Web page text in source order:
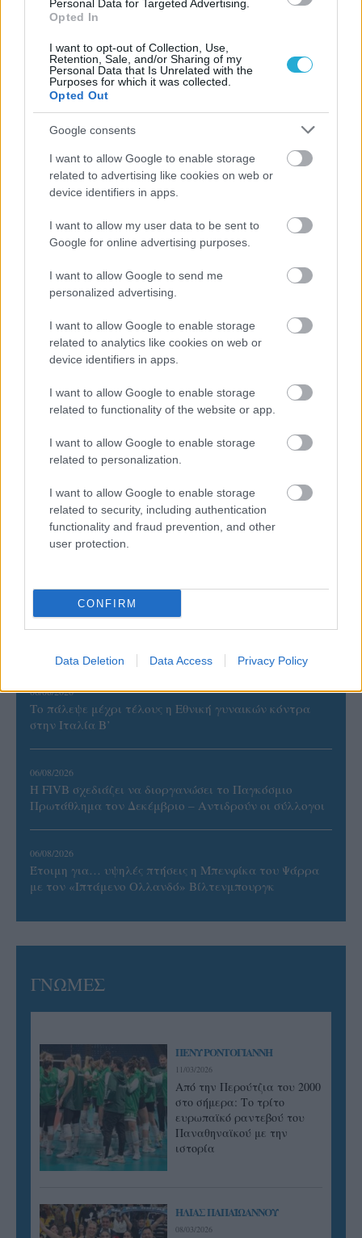
Personal Data for Targeted Advertising.
Opted In
I want to opt-out of Collection, Use,
Retention, Sale, and/or Sharing of my
Personal Data that Is Unrelated with the
Purposes for which it was collected.
Opted Out
Google consents
I want to allow Google to enable storage
related to advertising like cookies on web or
device identifiers in apps.
I want to allow my user data to be sent to
Google for online advertising purposes.
I want to allow Google to send me
personalized advertising.
I want to allow Google to enable storage
related to analytics like cookies on web or
device identifiers in apps.
I want to allow Google to enable storage
related to functionality of the website or app.
I want to allow Google to enable storage
related to personalization.
I want to allow Google to enable storage
related to security, including authentication
functionality and fraud prevention, and other
user protection.
CONFIRM
Data Deletion Data Access Privacy Policy
ΡΟΗ ΕΙΔΗΣΕΩΝ
09/08/2026
Φοίνικας Σύρου: Ο Δεναξάς άμεσος συνεργάτης του
08/08/2026
Δείπνο της ΕΟΠΕ προς τιμήν του Ισίδωρου Κούβελου
«Αντίο» με ήττα για τις διεθνείς μας στο τουρνουά του
06/08/2026
Το πάλεψε μέχρι τέλους η Εθνική γυναικών κόντρα
στην Ιταλία Β’
06/08/2026
Η FIVB σχεδιάζει να διοργανώσει το Παγκόσμιο
Πρωτάθλημα τον Δεκέμβριο – Αντιδρούν οι σύλλογοι
06/08/2026
Έτοιμη για… υψηλές πτήσεις η Μπενφίκα του Ψάρρα
με τον «Ιπτάμενο Ολλανδό» Βίλτενμπουργκ
ΓΝΩΜΕΣ
ΠΕΝΥ ΡΟΝΤΟΓΙΑΝΝΗ
11/03/2026
Από την Περούτζια του 2000
στο σήμερα: Tο τρίτο
ευρωπαϊκό ραντεβού του
Παναθηναϊκού με την
ιστορία
ΗΛΙΑΣ ΠΑΠΑΪΩΑΝΝΟΥ
08/03/2026